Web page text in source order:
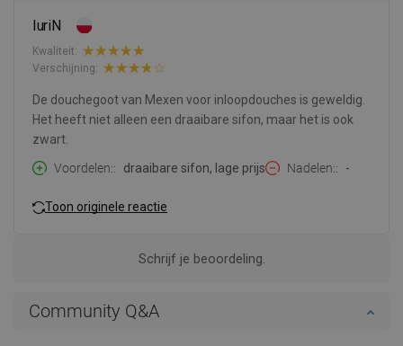
IuriN
Kwaliteit:
Verschijning:
De douchegoot van Mexen voor inloopdouches is geweldig.
Het heeft niet alleen een draaibare sifon, maar het is ook
zwart.
Voordelen:
draaibare sifon, lage prijs Nadelen: -
Toon originele reactie
Schrijf je beoordeling.
Community Q&A